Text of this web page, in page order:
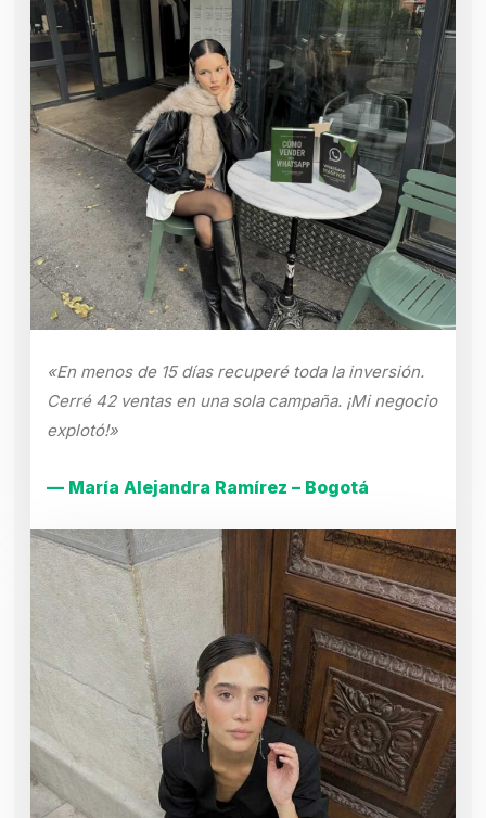
«En menos de 15 días recuperé toda la inversión.
Cerré 42 ventas en una sola campaña. ¡Mi negocio
explotó!»
— María Alejandra Ramírez – Bogotá